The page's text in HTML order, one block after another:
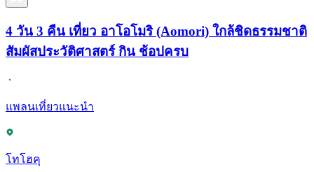
4 วัน 3 คืน เที่ยว อาโอโมริ (Aomori) ใกล้ชิดธรรมชาติ
สัมผัสประวัติศาสตร์ กิน ช้อปครบ
แพลนเที่ยวแนะนำ
โทโฮคุ